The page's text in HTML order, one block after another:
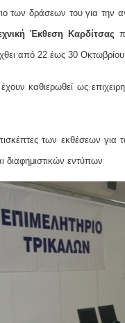
των δράσεων του για την
Έκθεση Καρδίτσας
από 22 έως 30
καθιερωθεί ως
των εκθέσεων για
εντύπων